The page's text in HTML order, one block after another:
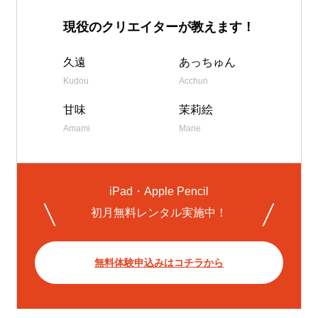
現役のクリエイターが教えます！
久遠
Kudou
あっちゅん
Acchun
甘味
Amami
茉莉絵
Marie
iPad・Apple Pencil
初月無料レンタル実施中！
無料体験申込みはコチラから